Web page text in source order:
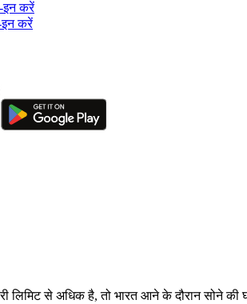
इन करें
इन करें
लिमिट से अधिक है, तो भारत आने के दौरान सोने